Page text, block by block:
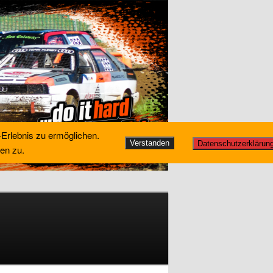
zu ermöglichen.
zu.
Verstanden